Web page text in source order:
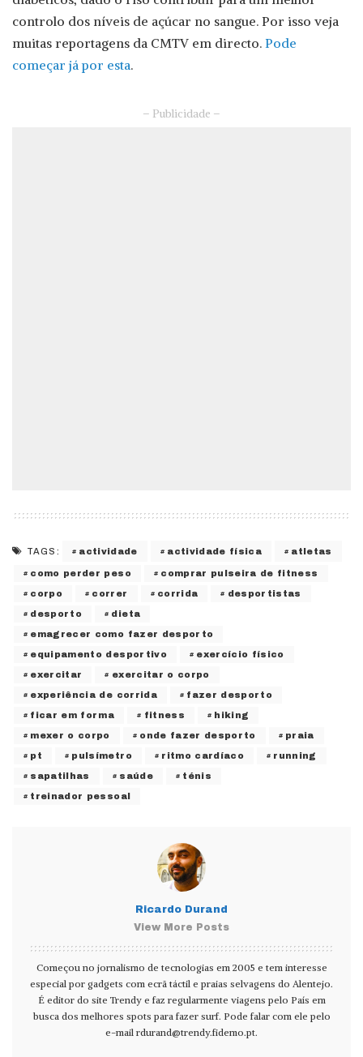
controlo dos níveis de açúcar no sangue. Por isso veja
muitas reportagens da CMTV em directo. Pode
começar já por esta.
– Publicidade –
TAGS: actividade actividade física atletas
como perder peso comprar pulseira de fitness
corpo correr corrida desportistas
desporto dieta
emagrecer como fazer desporto
equipamento desportivo exercício físico
exercitar exercitar o corpo
experiência de corrida fazer desporto
ficar em forma fitness hiking
mexer o corpo onde fazer desporto praia
pt pulsímetro ritmo cardíaco running
sapatilhas saúde ténis
treinador pessoal
Ricardo Durand
View More Posts
Começou no jornalismo de tecnologias em 2005 e tem interesse
especial por gadgets com ecrã táctil e praias selvagens do Alentejo.
É editor do site Trendy e faz regularmente viagens pelo País em
busca dos melhores spots para fazer surf. Pode falar com ele pelo
e-mail rdurand@trendy.fidemo.pt.